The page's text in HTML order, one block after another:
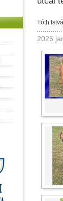
Tóth
2026